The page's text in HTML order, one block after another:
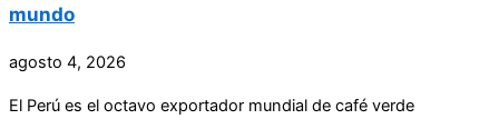
mundo
agosto 4, 2026
El Perú es el octavo exportador mundial de café verde